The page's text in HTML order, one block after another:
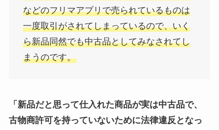
などのフリマアプリで売られているものは
一度取引がされてしまっているので、いく
ら新品同然でも中古品としてみなされてし
まうのです。
「新品だと思って仕入れた商品が実は中古品で、
古物商許可を持っていないために法律違反となっ